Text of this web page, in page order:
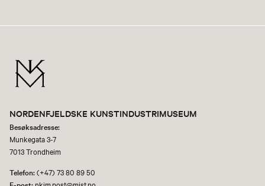
NORDENFJELDSKE KUNSTINDUSTRIMUSEUM
Besøksadresse:
Munkegata 3-7
7013 Trondheim
Telefon:(+47) 73 80 89 50